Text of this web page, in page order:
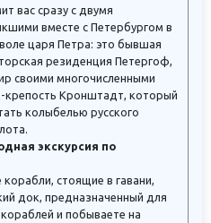
вас сразу с двумя
вместе с Петербургом в
царя Петра: это бывшая
резиденция Петергоф,
своими многочисленными
крепость Кронштадт, который
колыбелью русского
экскурсия по
стоящие в гавани,
док, предназначенный для
и побываете на